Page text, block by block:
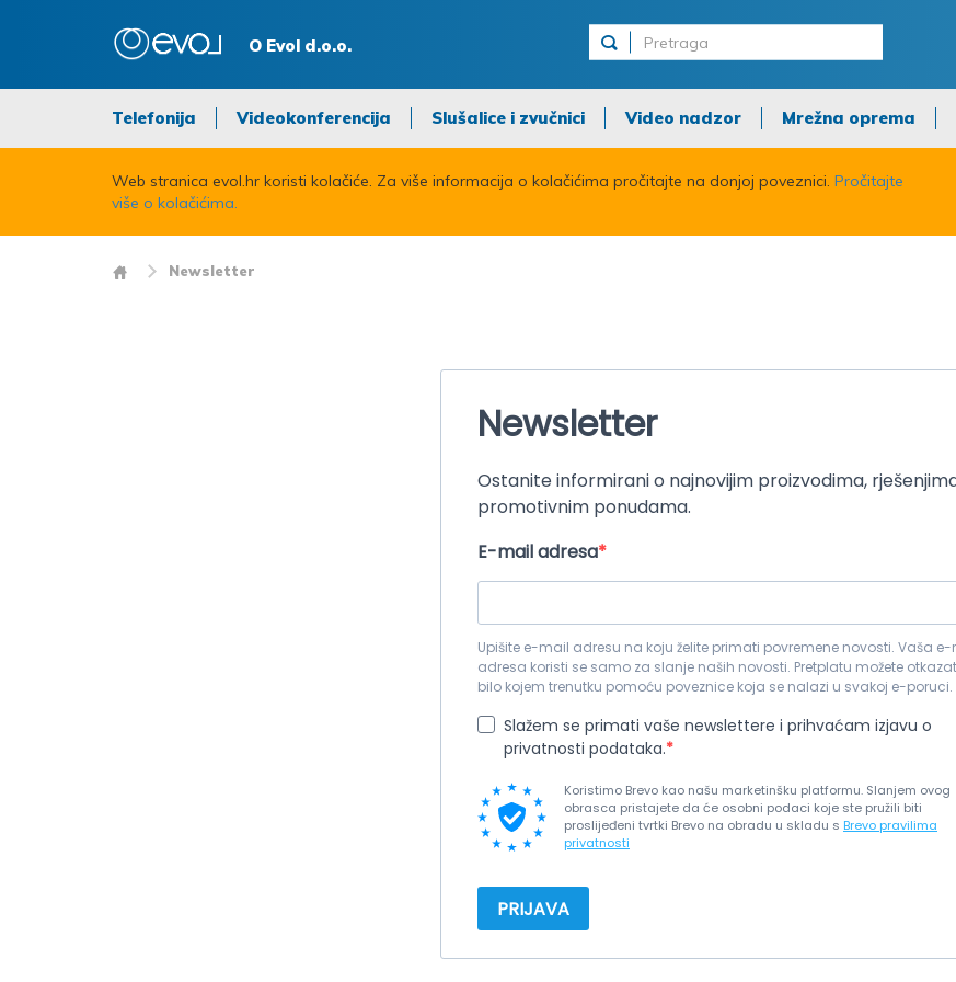
O Evol d.o.o.
Telefonija Videokonferencija Slušalice i zvučnici Video nadzor Mrežna oprema
Web stranica evol.hr koristi kolačiće. Za više informacija o kolačićima pročitajte na donjoj poveznici. Pročitajte
više o kolačićima.
Newsletter